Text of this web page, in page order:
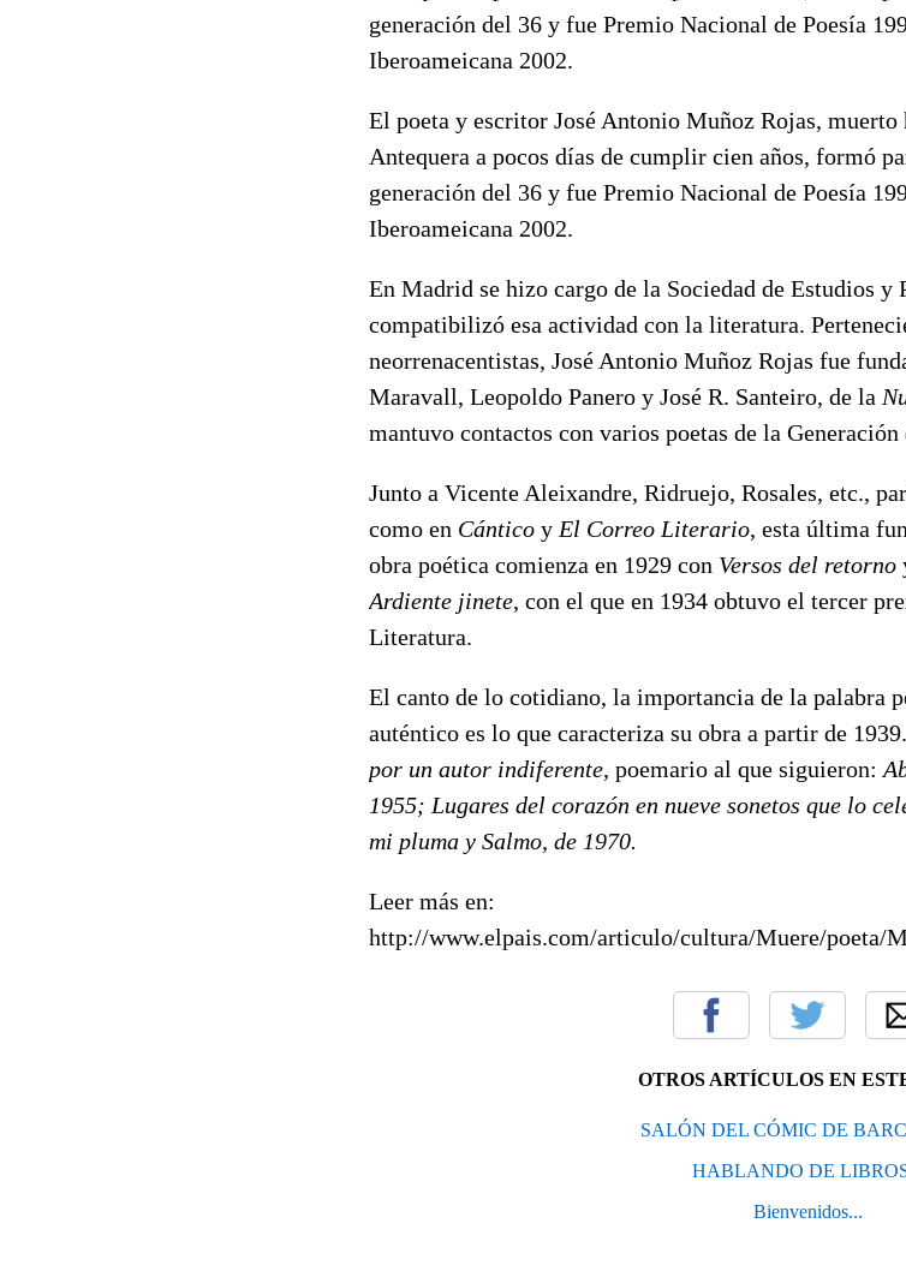
generación del 36 y fue Premio Nacional de Poesía
Iberoameicana 2002.
El poeta y escritor José Antonio Muñoz Rojas,
Antequera a pocos días de cumplir cien años, formó
generación del 36 y fue Premio Nacional de Poesía
Iberoameicana 2002.
En Madrid se hizo cargo de la Sociedad de Estudios
compatibilizó esa actividad con la literatura.
neorrenacentistas, José Antonio Muñoz Rojas fue
Maravall, Leopoldo Panero y José R. Santeiro, de la
mantuvo contactos con varios poetas de la Generación
Junto a Vicente Aleixandre, Ridruejo, Rosales, etc.,
como en Cántico y El Correo Literario, esta última
obra poética comienza en 1929 con Versos del retorno
Ardiente jinete, con el que en 1934 obtuvo el tercer
Literatura.
El canto de lo cotidiano, la importancia de la palabra
auténtico es lo que caracteriza su obra a partir de
por un autor indiferente, poemario al que siguieron:
1955; Lugares del corazón en nueve sonetos que lo
mi pluma y Salmo, de 1970.
Leer más en:
http://www.elpais.com/articulo/cultura/Muere/poeta/
OTROS ARTÍCULOS EN
SALÓN DEL CÓMIC DE
HABLANDO DE
Bienvenidos...